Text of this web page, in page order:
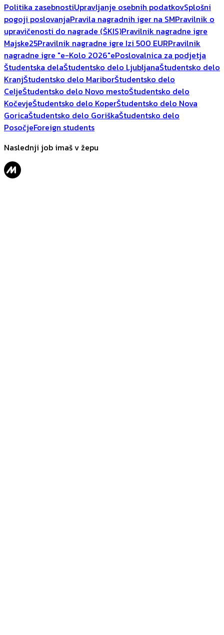
Politika zasebnostiUpravljanje osebnih podatkovSplošni
pogoji poslovanjaPravila nagradnih iger na SMPravilnik o
upravičenosti do nagrade (ŠKIS)Pravilnik nagradne igre
Majske25Pravilnik nagradne igre Izi 500 EURPravilnik
nagradne igre "e-Kolo 2026"ePoslovalnica za podjetja
Študentska delaŠtudentsko delo LjubljanaŠtudentsko delo
KranjŠtudentsko delo MariborŠtudentsko delo
CeljeŠtudentsko delo Novo mestoŠtudentsko delo
KočevjeŠtudentsko delo KoperŠtudentsko delo Nova
GoricaŠtudentsko delo GoriškaŠtudentsko delo
PosočjeForeign students
Naslednji job imaš v žepu